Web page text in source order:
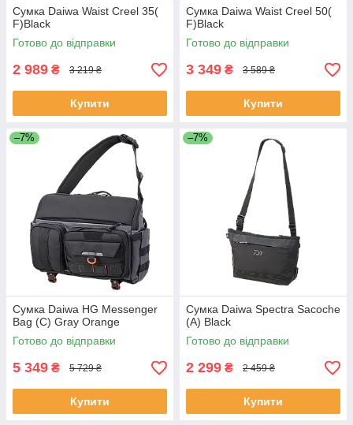
Сумка Daiwa Waist Creel 35(
F)Black
Готово до відправки
2 989 ₴ 3 219 ₴
Купити
Сумка Daiwa Waist Creel 50(
F)Black
Готово до відправки
3 349 ₴ 3 589 ₴
Купити
–7%
Сумка Daiwa HG Messenger
Bag (C) Gray Orange
Готово до відправки
5 349 ₴ 5 729 ₴
Купити
–7%
Сумка Daiwa Spectra Sacoche
(A) Black
Готово до відправки
2 299 ₴ 2 459 ₴
Купити